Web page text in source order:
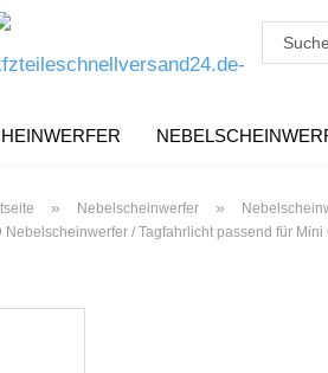
» Nebelscheinwerfer »
Nebelscheinwerfer / Tagfahrlicht passend für